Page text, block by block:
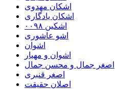
اشکان مهدوی
اشکان یادگاری
اشکین ۰۰۹۸
اشو عاشوری
اشوان
اشوان و مهیار
اصغر جمال و محسن جمال
اصغر قنبری
اصلان حقیقت